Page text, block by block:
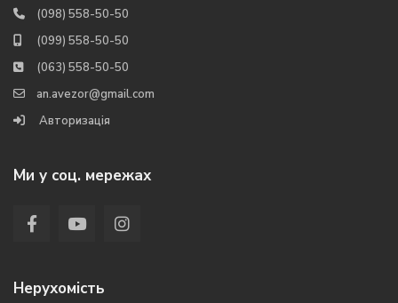
(098) 558-50-50
(099) 558-50-50
(063) 558-50-50
an.avezor@gmail.com
Авторизація
Ми у соц. мережах
Нерухомість